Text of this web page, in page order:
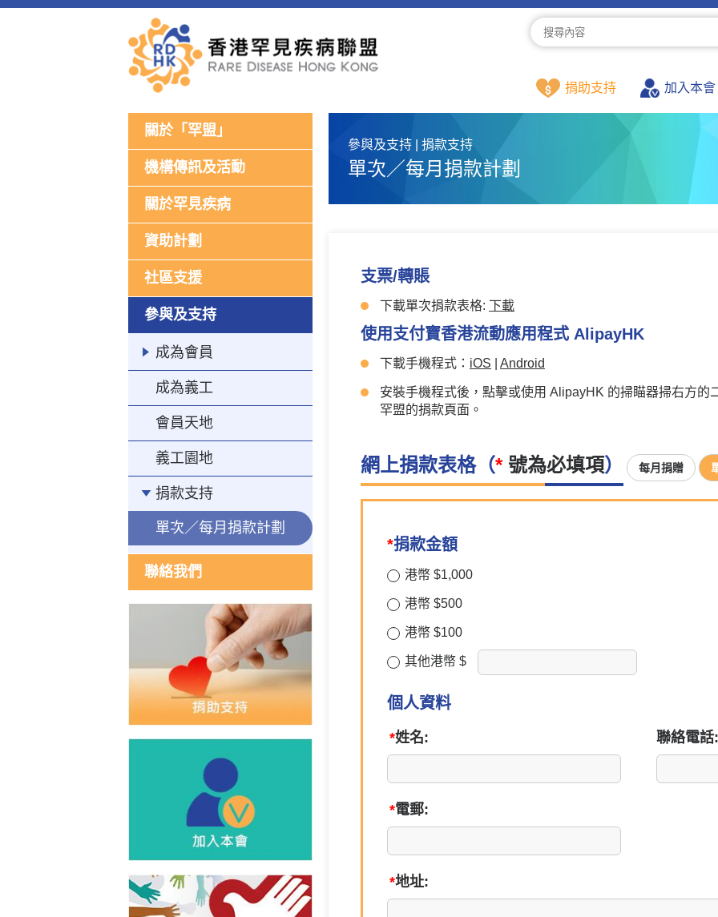
捐助支持 加入本會
關於「罕盟」
機構傳訊及活動
關於罕見疾病
資助計劃
社區支援
參與及支持
成為會員
成為義工
會員天地
義工園地
捐款支持
單次／每月捐款計劃
聯絡我們
參與及支持 | 捐款支持
單次／每月捐款計劃
支票/轉賬
下載單次捐款表格: 下載
使用支付寶香港流動應用程式 AlipayHK
下載手機程式： iOS Android
安裝手機程式後，點擊或使用 AlipayHK 的掃瞄器掃右方的
罕盟的捐款頁面。
網上捐款表格（* 號為必填項） 每月捐贈
*捐款金額
港幣 $1,000
港幣 $500
港幣 $100
其他港幣 $
個人資料
*姓名: 聯絡電話:
*電郵:
*地址: